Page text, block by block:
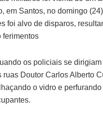
em Santos, no domingo
foi alvo de disparos,
ferimentos
os policiais se
ruas Doutor Carlos Alberto
o vidro e